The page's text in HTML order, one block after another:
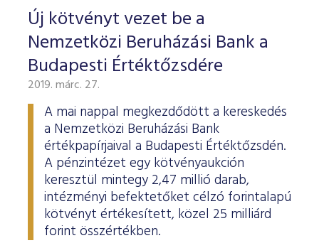
Új kötvényt vezet be a
Nemzetközi Beruházási Bank a
Budapesti Értéktőzsdére
2019. márc. 27.
A mai nappal megkezdődött a kereskedés
a Nemzetközi Beruházási Bank
értékpapírjaival a Budapesti Értéktőzsdén.
A pénzintézet egy kötvényaukción
keresztül mintegy 2,47 millió darab,
intézményi befektetőket célzó forintalapú
kötvényt értékesített, közel 25 milliárd
forint összértékben.